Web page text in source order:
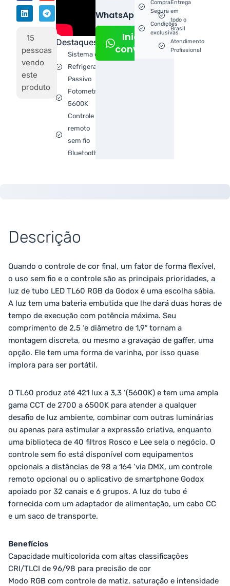
Destaques
Sistema de
Refrigeração
Passivo
Fotometria
5600K
Controle
remoto
sem fio
Bluetooth
WhatsApp!
Iniciar
conversa
15
pessoas
vendo
este
produto
Compra
Segura
Condições
exclusivas
Entrega
em
todo o
Brasil
Atendimento
Profissional
Descrição
Quando o controle de cor final, um fator de forma flexível,
o uso sem fio e o controle são as principais prioridades, a
luz de tubo LED TL60 RGB da Godox é uma escolha sábia.
A luz tem uma bateria embutida que lhe dará duas horas de
tempo de execução com potência máxima. Seu
comprimento de 2,5 ‘e diâmetro de 1,9″ tornam a
montagem discreta, ou mesmo a gravação de gaffer, uma
opção. Ele tem uma forma de varinha, por isso quase
implora para ser portátil.
O TL60 produz até 421 lux a 3,3 ‘(5600K) e tem uma ampla
gama CCT de 2700 a 6500K para atender a qualquer
desafio de luz ambiente, combinar com outras luminárias
ou apenas para estimular a expressão criativa, enquanto
uma biblioteca de 40 filtros Rosco e Lee sela o negócio. O
controle sem fio está disponível com equipamentos
opcionais a distâncias de 98 a 164 ‘via DMX, um controle
remoto opcional ou o aplicativo de smartphone Godox
apoiado por 32 canais e 6 grupos. A luz do tubo é
fornecida com um adaptador de alimentação, um cabo CC
e um saco de transporte.
Benefícios
Capacidade multicolorida com altas classificações
CRI/TLCI de 96/98 para precisão de cor
Modo RGB com controle de matiz, saturação e intensidade